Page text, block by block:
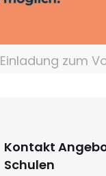
Einladung zum
Kontakt
Schulen